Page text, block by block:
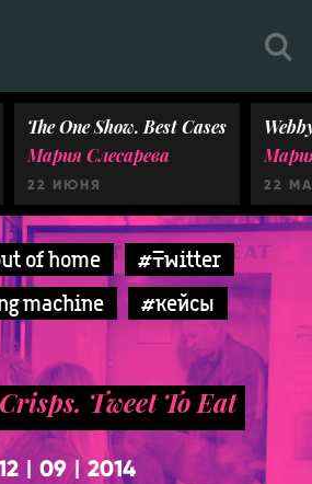
The One Show. Best Cases
Мария Слесарева
22 ИЮНЯ 22
of home
#Twitter
machine
#кейсы
Tweet To Eat
09 |2014